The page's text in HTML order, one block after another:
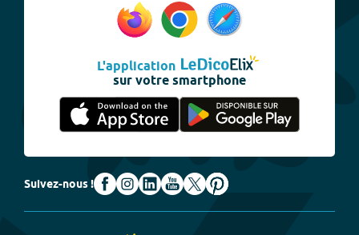
L'application
sur votre smartphone
Suivez-nous !